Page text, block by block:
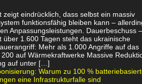
zeigt eindrücklich, dass selbst ein massiv
funktionsfähig bleiben kann –
Anpassungsleistungen. Dauerbeschuss
über 1.600 Tagen steht das ukrainische
Mehr als 1.000 Angriffe auf das
auf Wärmekraftwerke Massive
auf unter […]
Warum zu 100 %
eine Infrastrukturfalle sind